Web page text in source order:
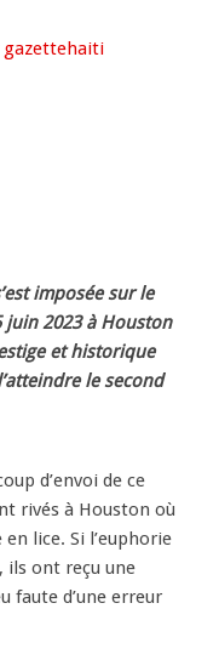
imposée sur le
juin 2023 à Houston
et historique
le second
d’envoi de ce
rivés à Houston où
lice. Si l’euphorie
ils ont reçu une
faute d’une erreur